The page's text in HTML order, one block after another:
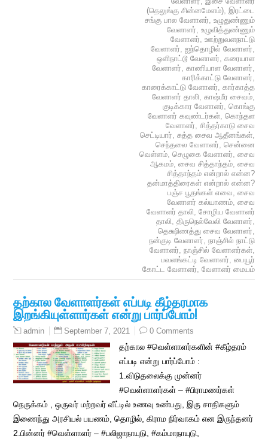
(தெலுங்கு சின்னமேளம்), இரட்டை
சங்கு பால வேளாளர், உழுதுண்ணும்
வேளாளர், உழுவித்துண்ணும்
வேளாளர், ஊற்றுவளநாட்டு
வேளாளர், ஐந்தொழில் வேளாளர்,
ஒளிநாட்டூ வேளாளர், கரையாள
வேளாளர், காணியாள வேளாளர்,
காரிக்காட்டு வேளாளர்,
காரைக்காட்டு வேளாளர், கார்காத்த
வேளாளர் தாலி, காஷ்மீர சைவம்,
குடிக்கார வேளாளர், கொங்கு
வேளாளர் கவுண்டர்கள், கொந்தள
வேளாளர், சித்தர்காடு சைவ
செட்டியார், சுத்த சைவ ஆதீனங்கள்,
செந்தலை வேளாளர், சென்னை
வெள்ளம், செழுகை வேளாளர், சைவ
ஆகமம், சைவ சித்தாந்தம், சைவ
சித்தாந்தம் என்றால் என்ன?
தன்மாத்திரைகள் என்றால் என்ன?
பஞ்ச பூதங்கள் எவை, சைவ
வேளாளர் கல்யாணம், சைவ
வேளாளர் தாலி, சோழிய வேளாளர்
தாலி, திருநெல்வேலி வேளாளர்,
தெக்ஷிணத்து சைவ வேளாளர்,
நன்குடி வேளாளர், நாஞ்சில் நாட்டு
வேளாளர், நாஞ்சில் வேளாளர்கள்,
பவளங்கட்டி வேளாளர், பையூர்
கோட்ட வேளாளர், வேளாளர் மையம்
தற்கால வேளாளர்கள் எப்படி கீழ்தரமாக
இறங்கியுள்ளார்கள் என்று பார்ப்போம்!
admin September 7, 2021 0 Comments
தற்கால #வெள்ளாளர்களின் #கீழ்தரம்
எப்படி என்று பார்ப்போம் :
1.விடுதலைக்கு முன்னர்
#வெள்ளாளர்கள் – #பிராமணர்கள்
நெருக்கம் , ஒருவர் மற்றவர் வீட்டில் உணவு உண்பது, இரு சாதிகளும்
இணைந்து அரசியல் பயணம், தொழில், கிராம நிர்வாகம் என இருந்தனர்
2.பின்னர் #வெள்ளாளர் – #பலிஜாநாயுடு, #கம்மாநாயுடு,